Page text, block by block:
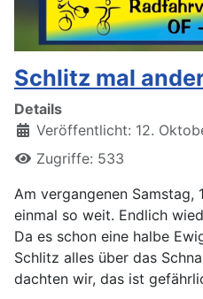
Schlitz mal
Details
Veröffentlicht: 12.
Zugriffe: 533
Am vergangenen Samstag,
einmal so weit. Endlich
Da es schon eine halbe
Schlitz alles über das
dachten wir, das ist